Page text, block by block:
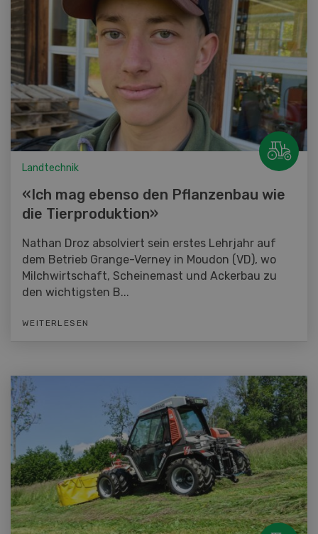
Landtechnik
«Ich mag ebenso den Pflanzenbau wie
die Tierproduktion»
Nathan Droz absolviert sein erstes Lehrjahr auf
dem Betrieb Grange-Verney in Moudon (VD), wo
Milchwirtschaft, Scheinemast und Ackerbau zu
den wichtigsten B...
WEITERLESEN